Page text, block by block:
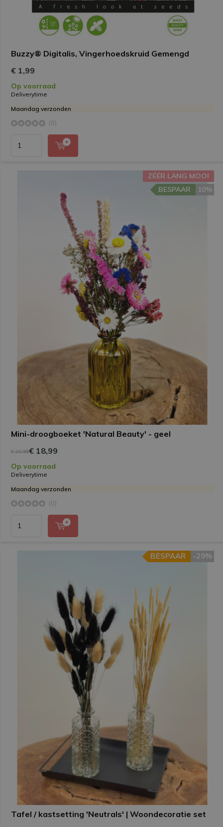
Buzzy® Digitalis, Vingerhoedskruid Gemengd
€ 1,99
Op voorraad
Deliverytime
Maandag verzonden
(0)
Mini-droogboeket 'Natural Beauty' - geel
ZÉÉR LANG MOOI
10%
BESPAAR
€ 20,99€ 18,99
Op voorraad
Deliverytime
Maandag verzonden
(0)
Tafel / kastsetting 'Neutrals' | Woondecoratie set
-29%
BESPAAR